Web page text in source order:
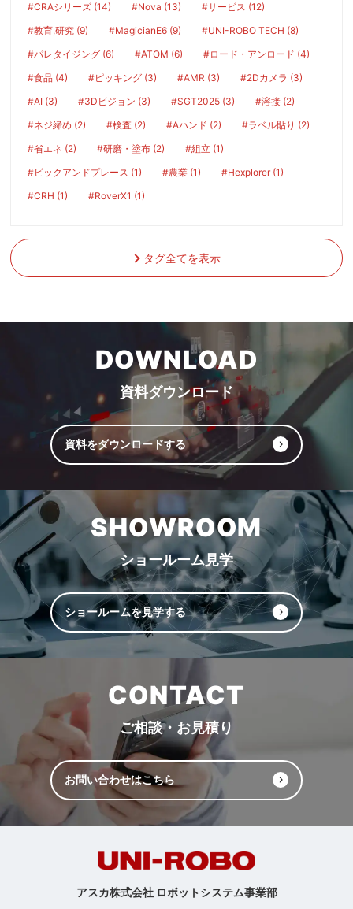
#CRAシリーズ (14)
#Nova (13)
#サービス (12)
#教育,研究 (9)
#MagicianE6 (9)
#UNI-ROBO TECH (8)
#パレタイジング (6)
#ATOM (6)
#ロード・アンロード (4)
#食品 (4)
#ピッキング (3) #AMR (3)
#2Dカメラ (3)
#AI (3)
#3Dビジョン (3) #SGT2025 (3)
#溶接 (2)
#ネジ締め (2)
#検査 (2) #Aハンド (2)
#ラベル貼り (2)
#省エネ (2)
#研磨・塗布 (2)
#組立 (1)
#ピックアンドプレース (1)
#農業 (1)
#Hexplorer (1)
#CRH (1)
#RoverX1 (1)
タグ全てを表示
DOWNLOAD
資料ダウンロード
資料をダウンロードする
SHOWROOM
ショールーム見学
ショールームを見学する
CONTACT
ご相談・お見積り
お問い合わせはこちら
アスカ株式会社 ロボットシステム事業部